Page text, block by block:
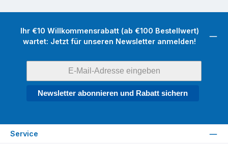
Ihr €10 Willkommensrabatt (ab €100 Bestellwert)
wartet: Jetzt für unseren Newsletter anmelden!
Newsletter abonnieren und Rabatt sichern
Service